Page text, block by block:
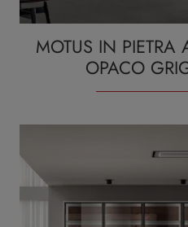
MOTUS IN PIETRA
OPACO